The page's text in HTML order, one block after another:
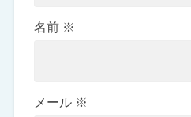
名前 ※
メール ※